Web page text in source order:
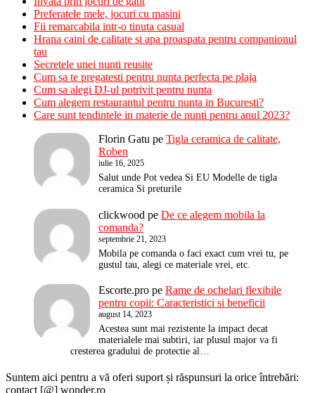
Preferatele mele, jocuri cu masini
Fii remarcabila intr-o tinuta casual
Hrana caini de calitate si apa proaspata pentru companionul
tau
Secretele unei nunti reusite
Cum sa te pregatesti pentru nunta perfecta pe plaja
Cum sa alegi DJ-ul potrivit pentru nunta
Cum alegem restaurantul pentru nunta in Bucuresti?
Care sunt tendintele in materie de nunti pentru anul 2023?
Florin Gatu pe Tigla ceramica de calitate,
Roben
iulie 16, 2025
Salut unde Pot vedea Si EU Modelle de tigla
ceramica Si preturile
clickwood pe De ce alegem mobila la
comanda?
septembrie 21, 2023
Mobila pe comanda o faci exact cum vrei tu, pe
gustul tau, alegi ce materiale vrei, etc.
Escorte.pro pe Rame de ochelari flexibile
pentru copii: Caracteristici si beneficii
august 14, 2023
Acestea sunt mai rezistente la impact decat
materialele mai subtiri, iar plusul major va fi
cresterea gradului de protectie al…
Suntem aici pentru a vă oferi suport și răspunsuri la orice întrebări:
contact [@] wonder.ro